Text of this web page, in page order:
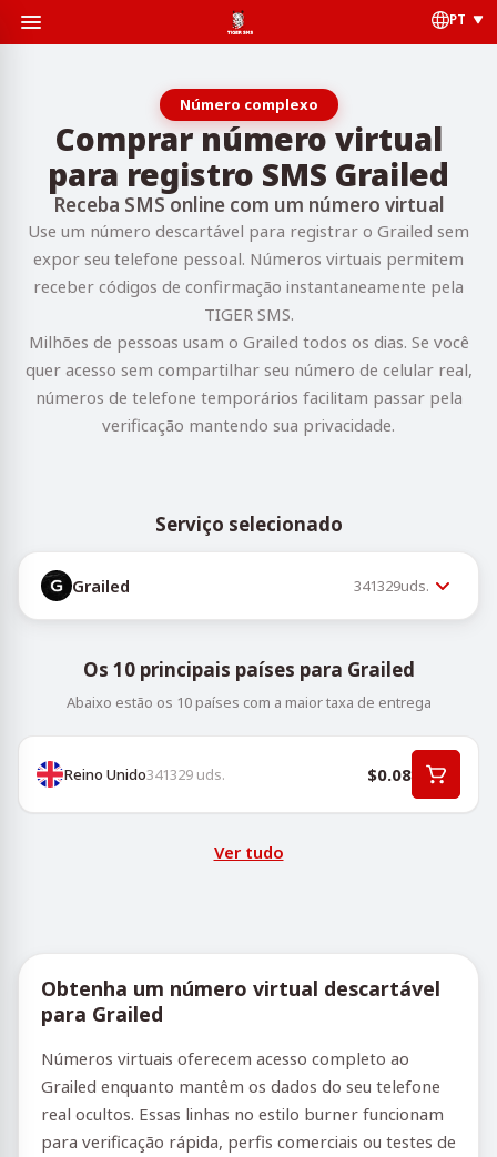
PT
Número complexo
Comprar número virtual
para registro SMS Grailed
Receba SMS online com um número virtual
Use um número descartável para registrar o Grailed sem
expor seu telefone pessoal. Números virtuais permitem
receber códigos de confirmação instantaneamente pela
TIGER SMS.
Milhões de pessoas usam o Grailed todos os dias. Se você
quer acesso sem compartilhar seu número de celular real,
números de telefone temporários facilitam passar pela
verificação mantendo sua privacidade.
Serviço selecionado
Grailed 341329uds.
Os 10 principais países para Grailed
Abaixo estão os 10 países com a maior taxa de entrega
Reino Unido341329 uds. $0.08
Ver tudo
Obtenha um número virtual descartável
para Grailed
Números virtuais oferecem acesso completo ao
Grailed enquanto mantêm os dados do seu telefone
real ocultos. Essas linhas no estilo burner funcionam
para verificação rápida, perfis comerciais ou testes de